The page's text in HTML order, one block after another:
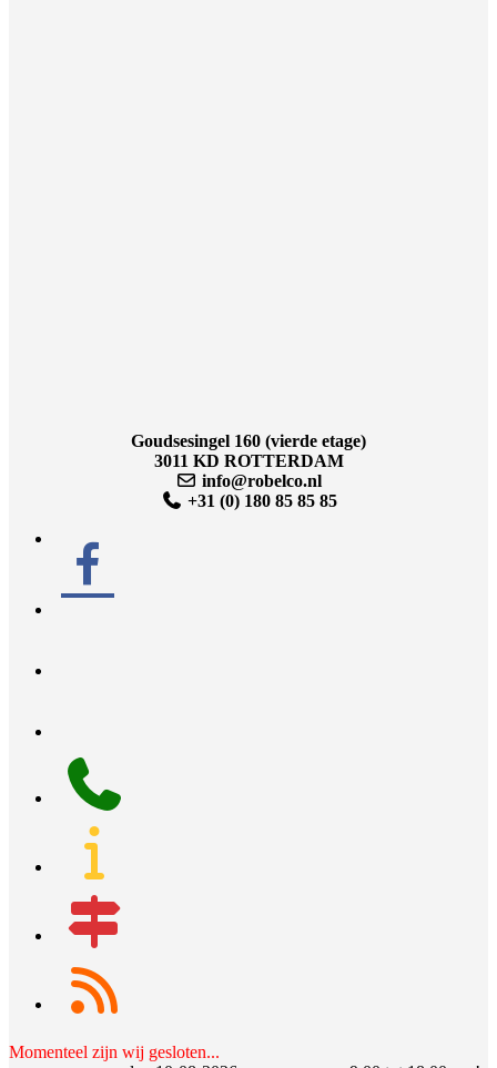
Goudsesingel 160 (vierde etage)
3011 KD ROTTERDAM
info@robelco.nl
+31 (0) 180 85 85 85
facebook-
phone
signs
Momenteel zijn wij gesloten...